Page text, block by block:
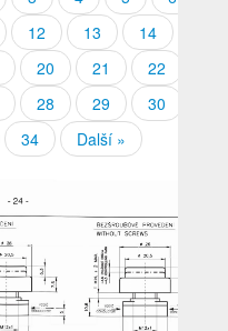
12 13 14
20 21 22
28 29 30
34 Další »